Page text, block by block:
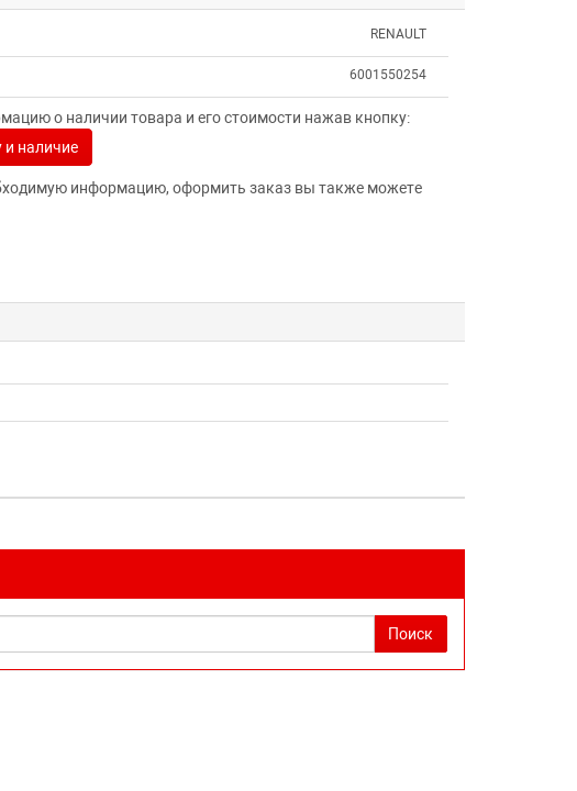
RENAULT
6001550254
о наличии товара и его стоимости нажав кнопку:
и наличие
информацию, оформить заказ вы также можете
Поиск